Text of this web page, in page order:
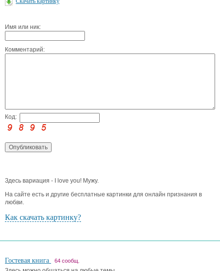
Имя или ник:
Комментарий:
Код:
Здесь вариация - I love you! Мужу.
На сайте есть и другие бесплатные картинки для онлайн признания в
любви.
Как скачать картинку?
Гостевая книга 64 сообщ.